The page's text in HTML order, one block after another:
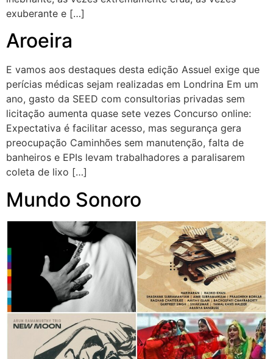
exuberante e […]
Aroeira
E vamos aos destaques desta edição Assuel exige que
perícias médicas sejam realizadas em Londrina Em um
ano, gasto da SEED com consultorias privadas sem
licitação aumenta quase sete vezes Concurso online:
Expectativa é facilitar acesso, mas segurança gera
preocupação Caminhões sem manutenção, falta de
banheiros e EPIs levam trabalhadores a paralisarem
coleta de lixo […]
Mundo Sonoro